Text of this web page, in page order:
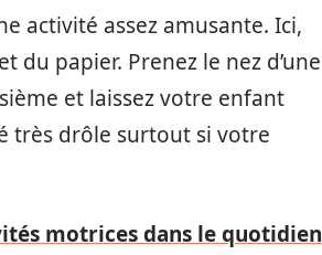
activité assez amusante. Ici,
du papier. Prenez le nez d’une
et laissez votre enfant
très drôle surtout si votre
motrices dans le quotidien